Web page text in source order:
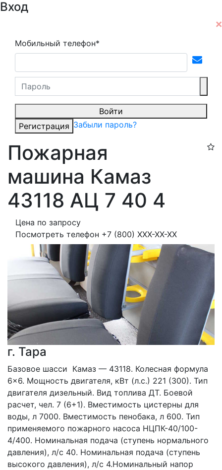
Вход
Мобильный телефон*
Войти
Регистрация Забыли пароль?
Пожарная
машина Камаз
43118 АЦ 7 40 4
Цена по запросу
Посмотреть телефон +7 (800) XXX-XX-XX
г. Тара
Базовое шасси  Камаз — 43118. Колесная формула
6×6. Мощность двигателя, кВт (л.с.) 221 (300). Тип
двигателя дизельный. Вид топлива ДТ. Боевой
расчет, чел. 7 (6+1). Вместимость цистерны для
воды, л 7000. Вместимость пенобака, л 600. Тип
применяемого пожарного насоса НЦПК-40/100-
4/400. Номинальная подача (ступень нормального
давления), л/с 40. Номинальная подача (ступень
высокого давления), л/с 4.Номинальный напор